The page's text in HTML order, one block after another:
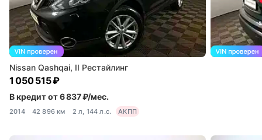
Nissan Qashqai, II Рестайлинг
1 050 515 ₽
В кредит от 6 837 ₽/мес.
2014 42 896 км 2 л, 144 л.с. АКПП